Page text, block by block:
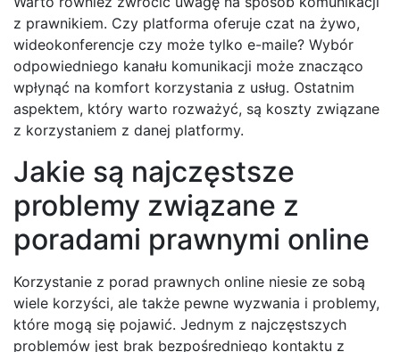
z prawnikiem. Czy platforma oferuje czat na żywo,
wideokonferencje czy może tylko e-maile? Wybór
odpowiedniego kanału komunikacji może znacząco
wpłynąć na komfort korzystania z usług. Ostatnim
aspektem, który warto rozważyć, są koszty związane
z korzystaniem z danej platformy.
Jakie są najczęstsze
problemy związane z
poradami prawnymi online
Korzystanie z porad prawnych online niesie ze sobą
wiele korzyści, ale także pewne wyzwania i problemy,
które mogą się pojawić. Jednym z najczęstszych
problemów jest brak bezpośredniego kontaktu z